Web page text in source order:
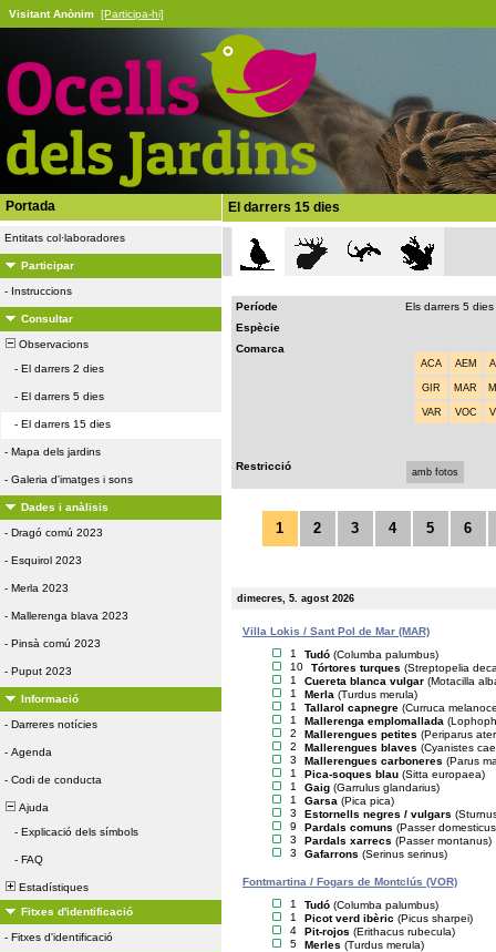
Visitant Anònim [Participa-hi]
Portada
Entitats col·laboradores
Participar
- Instruccions
Consultar
Observacions
- El darrers 2 dies
- El darrers 5 dies
- El darrers 15 dies
- Mapa dels jardins
- Galeria d'imatges i sons
Dades i anàlisis
- Dragó comú 2023
- Esquirol 2023
- Merla 2023
- Mallerenga blava 2023
- Pinsà comú 2023
- Puput 2023
Informació
- Darreres notícies
- Agenda
- Codi de conducta
Ajuda
- Explicació dels símbols
- FAQ
Estadístiques
Fitxes d'identificació
- Fitxes d'identificació
El darrers 15 dies
Període
Els darrers 5 dies
Espècie
Comarca
ACA AEM
GIR MAR
VAR VOC
Restricció amb fotos
1 2 3 4 5 6
dimecres, 5. agost 2026
Villa Lokis / Sant Pol de Mar (MAR)
1
Tudó (Columba palumbus)
10
Tórtores turques (Streptopelia
1
Cuereta blanca vulgar (Motacilla
1
Merla (Turdus merula)
1
Tallarol capnegre (Curruca
1
Mallerenga emplomallada
2
Mallerengues petites (Periparus
2
Mallerengues blaves (Cyanistes
3
Mallerengues carboneres (Parus
1
Pica-soques blau (Sitta europaea)
1
Gaig (Garrulus glandarius)
1
Garsa (Pica pica)
3
Estornells negres / vulgars
9
Pardals comuns (Passer
3
Pardals xarrecs (Passer montanus)
3
Gafarrons (Serinus serinus)
Fontmartina / Fogars de Montclús (VOR)
1
Tudó (Columba palumbus)
1
Picot verd ibèric (Picus sharpei)
4
Pit-rojos (Erithacus rubecula)
5
Merles (Turdus merula)